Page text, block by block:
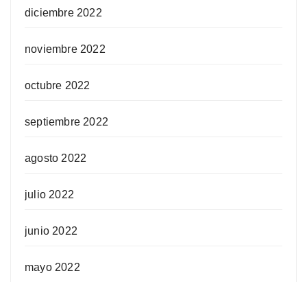
diciembre 2022
noviembre 2022
octubre 2022
septiembre 2022
agosto 2022
julio 2022
junio 2022
mayo 2022